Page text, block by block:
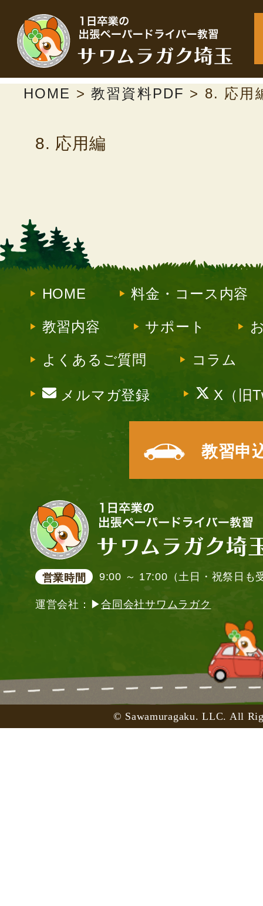
HOME >教習資料PDF > 8. 応用
8. 応用編
HOME 料金・コース内容
教習内容 サポート
よくあるご質問 コラム
メルマガ登録 X（旧
教習申
営業時間 9:00 ～ 17:00（土日・祝祭日も
運営会社：▶合同会社サワムラガク
© Sawamuragaku. LLC. All